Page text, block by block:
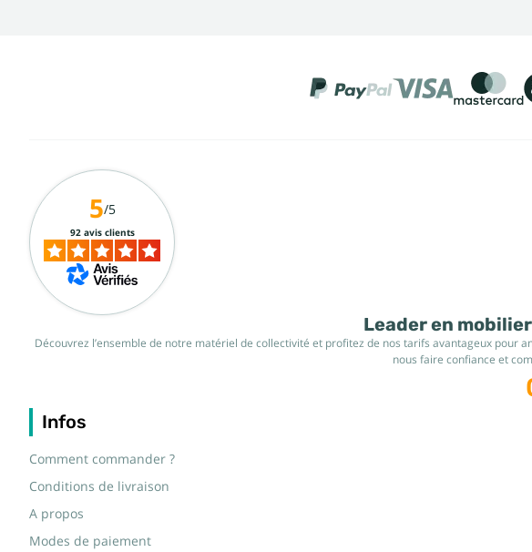
Leader en
Découvrez l’ensemble de notre matériel de collectivité et profitez de nos tarifs avantageux pour
nous faire confiance et
Infos
Comment commander ?
Conditions de livraison
A propos
Modes de paiement
5/5
92 avis clients